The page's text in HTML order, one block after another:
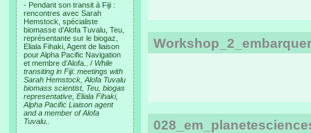
- Pendant son transit à Fiji :
rencontres avec Sarah
Hemstock, spécialiste
biomasse d’Alofa Tuvalu, Teu,
représentante sur le biogaz,
Eliala Fihaki, Agent de liaison
pour Alpha Pacific Navigation
et membre d’Alofa.. / While
transiting in Fiji: meetings with
Sarah Hemstock, Alofa Tuvalu
biomass scientist, Teu, biogas
representative, Eliala Fihaki,
Alpha Pacific Liaison agent
and a member of Alofa
Tuvalu..